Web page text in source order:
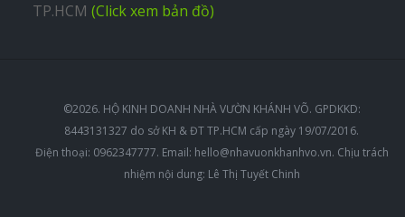
TP.HCM (Click xem bản đồ)
©2026. HỘ KINH DOANH NHÀ VƯỜN KHÁNH VÕ. GPDKKD:
8443131327 do sở KH & ĐT TP.HCM cấp ngày 19/07/2016.
Điện thoại: 0962347777. Email: hello@nhavuonkhanhvo.vn. Chịu trách
nhiệm nội dung: Lê Thị Tuyết Chinh